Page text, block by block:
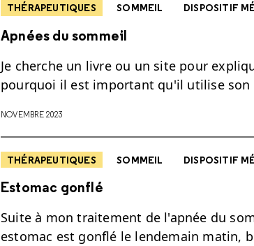
THÉRAPEUTIQUES SOMMEIL DISPOSITIF
Apnées du sommeil
Je cherche un livre ou un site pour
pourquoi il est important qu'il utilise son
NOVEMBRE 2023
THÉRAPEUTIQUES SOMMEIL DISPOSITIF
Estomac gonflé
Suite à mon traitement de l'apnée du
estomac est gonflé le lendemain matin,